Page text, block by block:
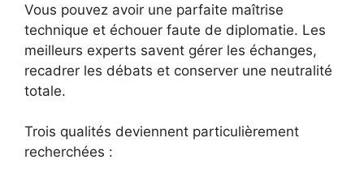
Vous pouvez avoir une parfaite maîtrise
technique et échouer faute de diplomatie. Les
meilleurs experts savent gérer les échanges,
recadrer les débats et conserver une neutralité
totale.
Trois qualités deviennent particulièrement
recherchées :